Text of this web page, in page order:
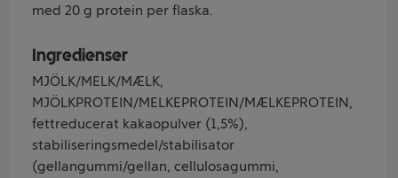
med 20 g protein per flaska.
Ingredienser
MJÖLK/MELK/MÆLK,
MJÖLKPROTEIN/MELKEPROTEIN/MÆLKEPROTEIN,
fettreducerat kakaopulver (1,5%),
stabiliseringsmedel/stabilisator
(gellangummi/gellan, cellulosagummi,